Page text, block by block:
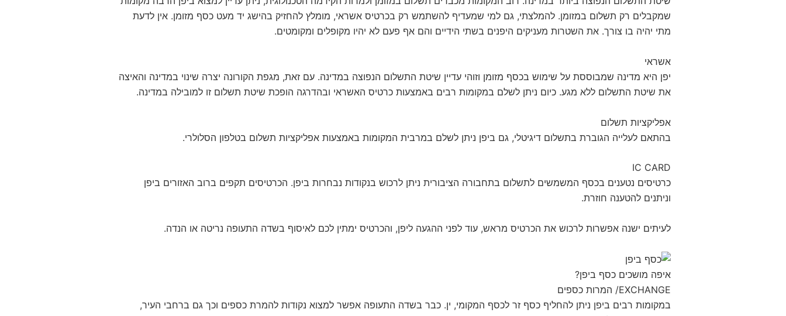
שמקבלים רק תשלום במזומן. להמלצתי, גם למי שמעדיף להשתמש רק בכרטיס אשראי, מומלץ להחזיק בהישג יד מעט כסף מזומן. אין לדעת
מתי יהיה בו צורך. את השטרות מעניקים היפנים בשתי הידיים והם אף פעם לא יהיו מקופלים ומקומטים.
אשראי
יפן היא מדינה שמבוססת על שימוש בכסף מזומן וזוהי עדיין שיטת התשלום הנפוצה במדינה. עם זאת, מגפת הקורונה יצרה שינוי במדינה והאיצה
את שיטת התשלום ללא מגע. כיום ניתן לשלם במקומות רבים באמצעות כרטיס האשראי ובהדרגה הופכת שיטת תשלום זו למובילה במדינה.
אפליקציות תשלום
בהתאם לעלייה הגוברת בתשלום דיגיטלי, גם ביפן ניתן לשלם במרבית המקומות באמצעות אפליקציות תשלום בטלפון הסלולרי.
IC CARD
כרטיסים נטענים בכסף המשמשים לתשלום בתחבורה הציבורית ניתן לרכוש בנקודות נבחרות ביפן. הכרטיסים תקפים ברוב האזורים ביפן
וניתנים להטענה חוזרת.
לעיתים ישנה אפשרות לרכוש את הכרטיס מראש, עוד לפני ההגעה ליפן, והכרטיס ימתין לכם לאיסוף בשדה התעופה נריטה או הנדה.
איפה מושכים כסף ביפן?
EXCHANGE/ המרות כספים
במקומות רבים ביפן ניתן להחליף כסף זר לכסף המקומי, ין. כבר בשדה התעופה אפשר למצוא נקודות להמרת כספים וכך גם ברחבי העיר,